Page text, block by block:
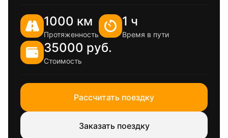
1000 км
Протяженность
1 ч
Время в пути
35000 руб.
Стоимость
Рассчитать поездку
Заказать поездку